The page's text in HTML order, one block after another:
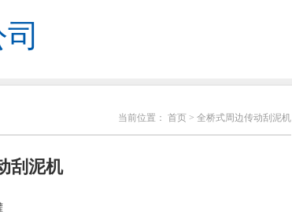
当前位置： 首页 > 全桥式周边传动刮泥机
刮泥机